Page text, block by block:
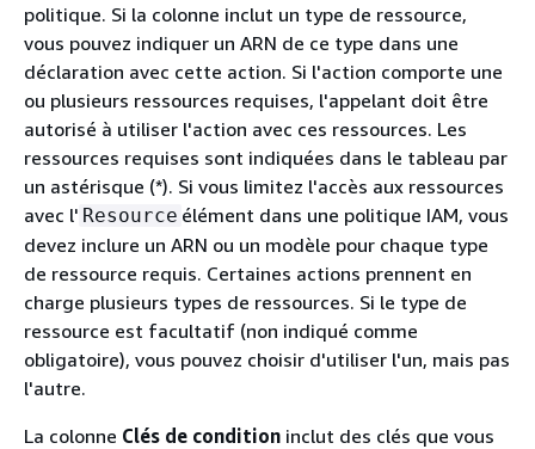
politique. Si la colonne inclut un type de ressource,
vous pouvez indiquer un ARN de ce type dans une
déclaration avec cette action. Si l'action comporte une
ou plusieurs ressources requises, l'appelant doit être
autorisé à utiliser l'action avec ces ressources. Les
ressources requises sont indiquées dans le tableau par
un astérisque (*). Si vous limitez l'accès aux ressources
avec l' Resource élément dans une politique IAM, vous
devez inclure un ARN ou un modèle pour chaque type
de ressource requis. Certaines actions prennent en
charge plusieurs types de ressources. Si le type de
ressource est facultatif (non indiqué comme
obligatoire), vous pouvez choisir d'utiliser l'un, mais pas
l'autre.
La colonne Clés de condition inclut des clés que vous